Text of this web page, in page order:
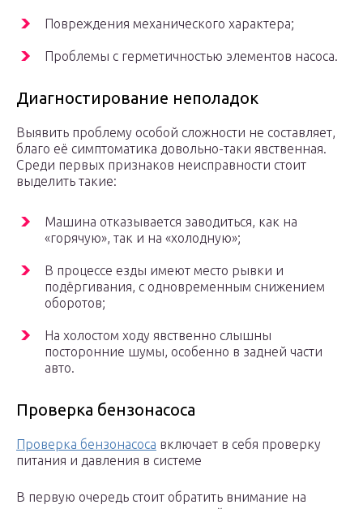
Повреждения механического характера;
Проблемы с герметичностью элементов насоса.
Диагностирование неполадок
Выявить проблему особой сложности не составляет,
благо её симптоматика довольно-таки явственная.
Среди первых признаков неисправности стоит
выделить такие:
Машина отказывается заводиться, как на
«горячую», так и на «холодную»;
В процессе езды имеют место рывки и
подёргивания, с одновременным снижением
оборотов;
На холостом ходу явственно слышны
посторонние шумы, особенно в задней части
авто.
Проверка бензонасоса
Проверка бензонасоса включает в себя проверку
питания и давления в системе
В первую очередь стоит обратить внимание на